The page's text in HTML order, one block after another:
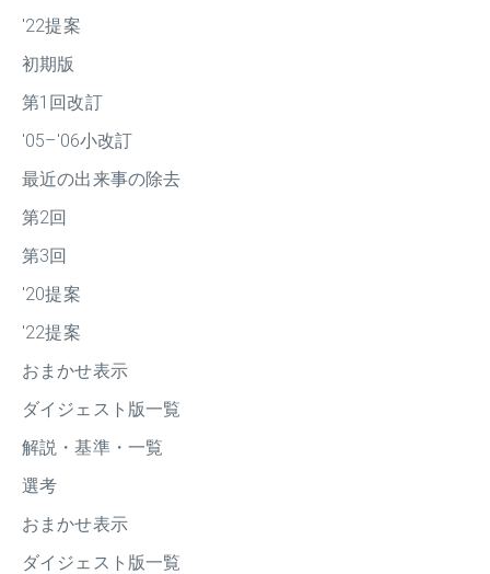
'22提案
初期版
第1回改訂
'05–'06小改訂
最近の出来事の除去
第2回
第3回
'20提案
'22提案
おまかせ表示
ダイジェスト版一覧
解説・基準・一覧
選考
おまかせ表示
ダイジェスト版一覧